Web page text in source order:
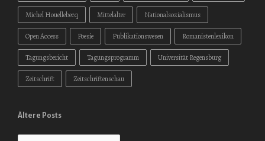
Michel Houellebecq Mittelalter Nationalsozialismus
Open Access Poesie Publikationswesen Romanistenlexikon
Tagungsbericht Tagungsprogramm Universität Regensburg
Zeitschrift Zeitschriftenschau
Ältere Posts